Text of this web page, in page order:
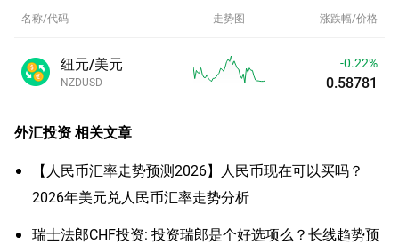
名称/代码 走势图 涨跌幅/价格
纽元/美元
NZDUSD
-0.22%
0.58781
外汇投资相关文章
【人民币汇率走势预测2026】人民币现在可以买吗？
2026年美元兑人民币汇率走势分析
瑞士法郎CHF投资: 投资瑞郎是个好选项么？长线趋势预